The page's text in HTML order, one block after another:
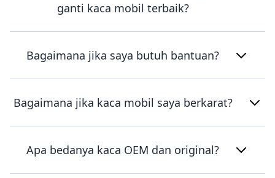
ganti kaca mobil terbaik?
Bagaimana jika saya butuh bantuan?
Bagaimana jika kaca mobil saya berkarat?
Apa bedanya kaca OEM dan original?